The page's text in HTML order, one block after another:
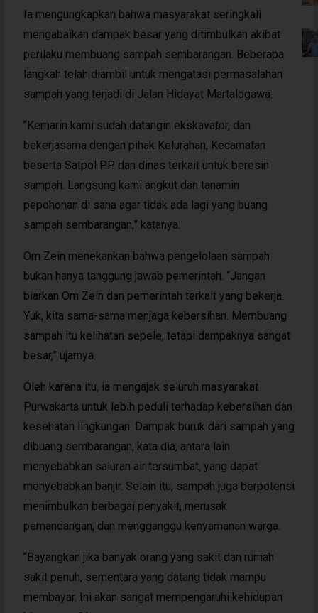
Ia mengungkapkan bahwa masyarakat seringkali
mengabaikan dampak besar yang ditimbulkan akibat
perilaku membuang sampah sembarangan. Beberapa
langkah telah diambil untuk mengatasi permasalahan
sampah yang terjadi di Jalan Hidayat Martalogawa.
“Kemarin kami sudah datangin ekskavator, dan
bekerjasama dengan pihak Kelurahan, Kecamatan
beserta Satpol PP dan dinas terkait untuk beresin
sampah. Langsung kami angkut dan tanamin
pepohonan di sana agar tidak ada lagi yang buang
sampah sembarangan,” katanya.
Om Zein menekankan bahwa pengelolaan sampah
bukan hanya tanggung jawab pemerintah. “Jangan
biarkan Om Zein dan pemerintah terkait yang bekerja.
Yuk, kita sama-sama menjaga kebersihan. Membuang
sampah itu kelihatan sepele, tetapi dampaknya sangat
besar,” ujarnya.
Oleh karena itu, ia mengajak seluruh masyarakat
Purwakarta untuk lebih peduli terhadap kebersihan dan
kesehatan lingkungan. Dampak buruk dari sampah yang
dibuang sembarangan, kata dia, antara lain
menyebabkan saluran air tersumbat, yang dapat
menyebabkan banjir. Selain itu, sampah juga berpotensi
menimbulkan berbagai penyakit, merusak
pemandangan, dan mengganggu kenyamanan warga.
“Bayangkan jika banyak orang yang sakit dan rumah
sakit penuh, sementara yang datang tidak mampu
membayar. Ini akan sangat mempengaruhi kehidupan